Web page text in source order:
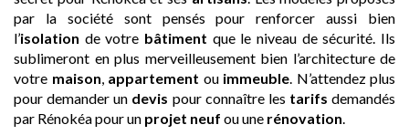
par la société sont pensés pour renforcer aussi bien
l’isolation de votre bâtiment que le niveau de sécurité. Ils
sublimeront en plus merveilleusement bien l’architecture de
votre maison, appartement ou immeuble. N’attendez plus
pour demander un devis pour connaître les tarifs demandés
par Rénokéa pour un projet neuf ou une rénovation.